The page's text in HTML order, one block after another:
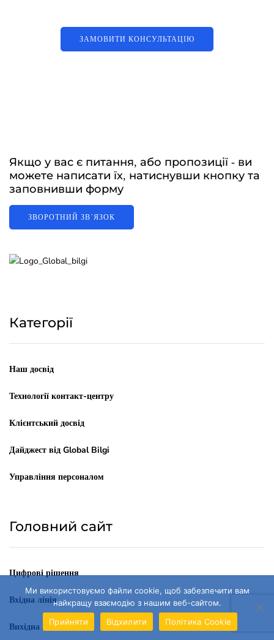
ЗАМОВИТИ КОНСУЛЬТАЦІЮ
Якщо у вас є питання, або пропозиції - ви
можете написати їх, натиснувши кнопку та
заповнивши форму
ЗВОРОТНИЙ ЗВʼЯЗОК
Категорії
Наш досвід
Технології контакт-центру
Клієнтський досвід
Дайджест від Global Bilgi
Управління персоналом
Головний сайт
Цифрові рішення
Вхідна лінія
Вихідна лінія
Ми використовуємо файли cookie, щоб забезпечити вам
найкращу взаємодію з нашим веб-сайтом.
Прийняти
Відхилити Політика Cookie